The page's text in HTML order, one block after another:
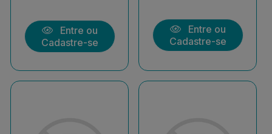
Entre ou
Cadastre-se
Entre ou
Cadastre-se